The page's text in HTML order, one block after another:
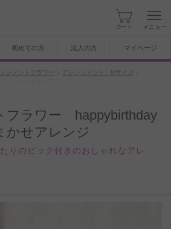
カート メニュー
初めての方 法人の方 マイページ
ンジメントフラワー アレンジメント・Mサイズ
フラワー happybirthday
かせアレンジ
りのピック付きのおしゃれなアレ